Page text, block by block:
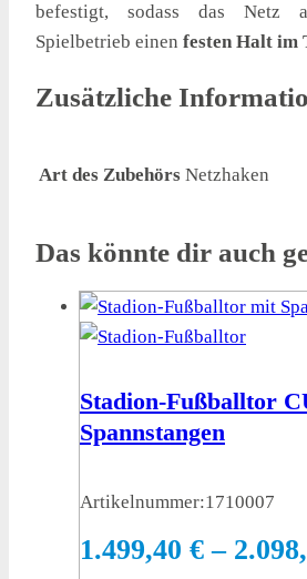
befestigt, sodass das Netz
Spielbetrieb einen festen Halt im
Zusätzliche
Art des Zubehörs Netzhaken
Das könnte dir auch
Stadion-Fußballtor
Spannstangen
Artikelnummer:1710007
1.499,40 € –